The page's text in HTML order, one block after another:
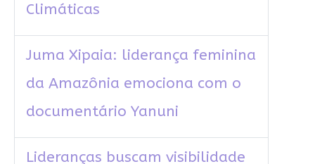
Climáticas
Juma Xipaia: liderança feminina
da Amazônia emociona com o
documentário Yanuni
Lideranças buscam visibilidade